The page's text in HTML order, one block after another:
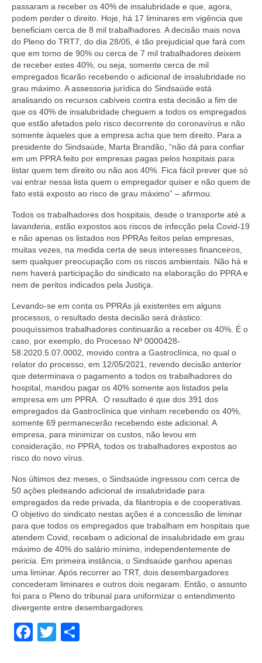
passaram a receber os 40% de insalubridade e que, agora,
podem perder o direito. Hoje, há 17 liminares em vigência que
beneficiam cerca de 8 mil trabalhadores. A decisão mais nova
do Pleno do TRT7, do dia 28/05, é tão prejudicial que fará com
que em torno de 90% ou cerca de 7 mil trabalhadores deixem
de receber estes 40%, ou seja, somente cerca de mil
empregados ficarão recebendo o adicional de insalubridade no
grau máximo. A assessoria jurídica do Sindsaúde está
analisando os recursos cabíveis contra esta decisão a fim de
que os 40% de insalubridade cheguem a todos os empregados
que estão afetados pelo risco decorrente do coronavírus e não
somente àqueles que a empresa acha que tem direito. Para a
presidente do Sindsaúde, Marta Brandão, “não dá para confiar
em um PPRA feito por empresas pagas pelos hospitais para
listar quem tem direito ou não aos 40%. Fica fácil prever que só
vai entrar nessa lista quem o empregador quiser e não quem de
fato está exposto ao risco de grau máximo” – afirmou.
Todos os trabalhadores dos hospitais, desde o transporte até a
lavanderia, estão expostos aos riscos de infecção pela Covid-19
e não apenas os listados nos PPRAs feitos pelas empresas,
muitas vezes, na medida certa de seus interesses financeiros,
sem qualquer preocupação com os riscos ambientais. Não há e
nem haverá participação do sindicato na elaboração do PPRA e
nem de peritos indicados pela Justiça.
Levando-se em conta os PPRAs já existentes em alguns
processos, o resultado desta decisão será drástico:
pouquíssimos trabalhadores continuarão a receber os 40%. É o
caso, por exemplo, do Processo Nº 0000428-
58.2020.5.07.0002, movido contra a Gastroclínica, no qual o
relator do processo, em 12/05/2021, revendo decisão anterior
que determinava o pagamento a todos os trabalhadores do
hospital, mandou pagar os 40% somente aos listados pela
empresa em um PPRA. O resultado é que dos 391 dos
empregados da Gastroclínica que vinham recebendo os 40%,
somente 69 permanecerão recebendo este adicional. A
empresa, para minimizar os custos, não levou em
consideração, no PPRA, todos os trabalhadores expostos ao
risco do novo vírus.
Nos últimos dez meses, o Sindsaúde ingressou com cerca de
50 ações pleiteando adicional de insalubridade para
empregados da rede privada, da filantropia e de cooperativas.
O objetivo do sindicato nestas ações é a concessão de liminar
para que todos os empregados que trabalham em hospitais que
atendem Covid, recebam o adicional de insalubridade em grau
máximo de 40% do salário mínimo, independentemente de
pericia. Em primeira instância, o Sindsaúde ganhou apenas
uma liminar. Após recorrer ao TRT, dois desembargadores
concederam liminares e outros dois negaram. Então, o assunto
foi para o Pleno do tribunal para uniformizar o entendimento
divergente entre desembargadores.
Facebook
Twitter